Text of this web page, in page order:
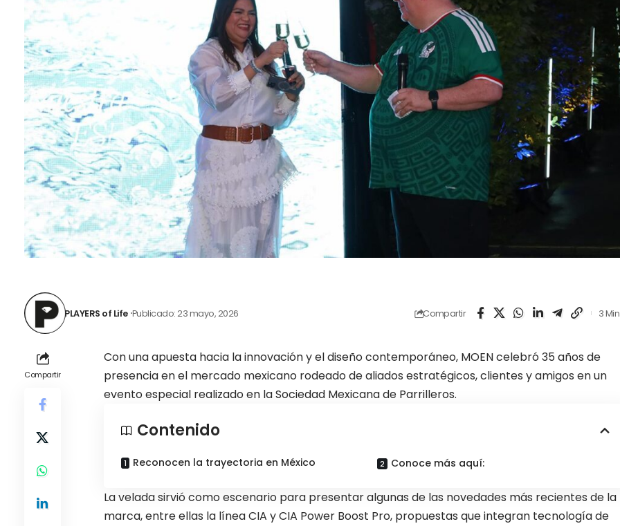
PLAYERS of Life Publicado: 23 mayo, 2026 Compartir 3
Compartir
Con una apuesta hacia la innovación y el diseño contemporáneo, MOEN celebró 35 años de
presencia en el mercado mexicano rodeado de aliados estratégicos, clientes y amigos en un
evento especial realizado en la Sociedad Mexicana de Parrilleros.
Contenido
Reconocen la trayectoria en México Conoce más aquí:
La velada sirvió como escenario para presentar algunas de las novedades más recientes de la
marca, entre ellas la línea CIA y CIA Power Boost Pro, propuestas que integran tecnología de